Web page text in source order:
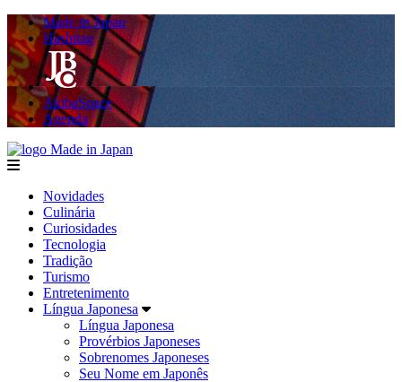
Made in Japan
Hashitag
AkibaSpace
Agenda
menu
Novidades
Culinária
Curiosidades
Tecnologia
Tradição
Turismo
Entretenimento
Língua Japonesa
Língua Japonesa
Provérbios Japoneses
Sobrenomes Japoneses
Seu Nome em Japonês